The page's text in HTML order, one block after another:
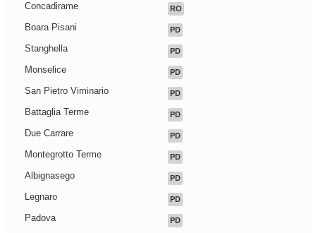
Concadirame RO
Boara Pisani PD
Stanghella PD
Monselice PD
San Pietro Viminario PD
Battaglia Terme PD
Due Carrare PD
Montegrotto Terme PD
Albignasego PD
Legnaro PD
Padova PD